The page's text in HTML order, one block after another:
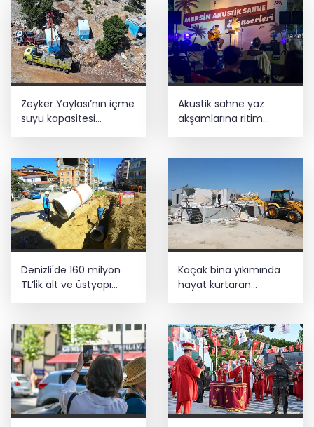
Zeyker Yaylası’nın içme
suyu kapasitesi
güçlendirildi
Akustik sahne yaz
akşamlarına ritim
katıyor
Denizli'de 160 milyon
TL’lik alt ve üstyapı
Kaçak bina yıkımında
hayat kurtaran